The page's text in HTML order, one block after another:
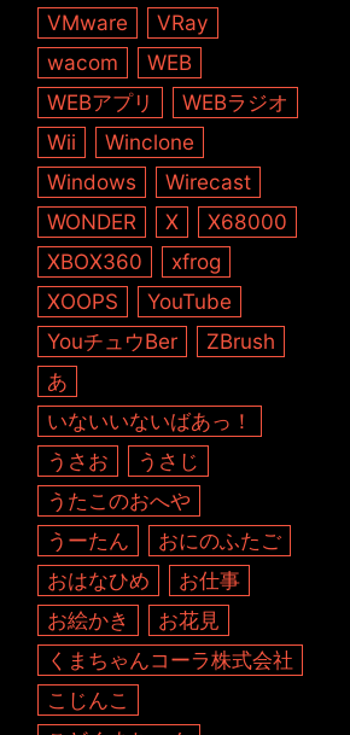
VMware
VRay
wacom
WEB
WEBアプリ
WEBラジオ
Wii
Winclone
Windows
Wirecast
WONDER
X
X68000
XBOX360
xfrog
XOOPS
YouTube
YouチュウBer
ZBrush
あ
いないいないばあっ！
うさお
うさじ
うたこのおへや
うーたん
おにのふたご
おはなひめ
お仕事
お絵かき
お花見
くまちゃんコーラ株式会社
こじんこ